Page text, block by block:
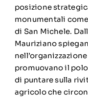
posizione
monumentali
di San Michele.
Mauriziano
promuovano il
di puntare sulla
agricolo che